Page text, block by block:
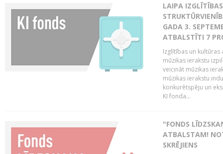
LAIPA
GADA 3.
ATBALSTĪTI 7
Izglītības un
mūzikas ierakstu
veicināt mūzikas
mūzikas ierakstu
konkurētspēju un
KI fonda...
"FONDS
ATBALSTAM!
SKRĒJIENS